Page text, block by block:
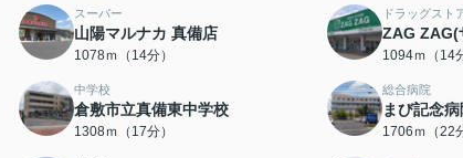
スーパー
山陽マルナカ 真備店
1078ｍ（14分）
ドラッグスト
ZAG ZAG(
1094ｍ（14
中学校
倉敷市立真備東中学校
1308ｍ（17分）
総合病院
まび記念
1706ｍ（22